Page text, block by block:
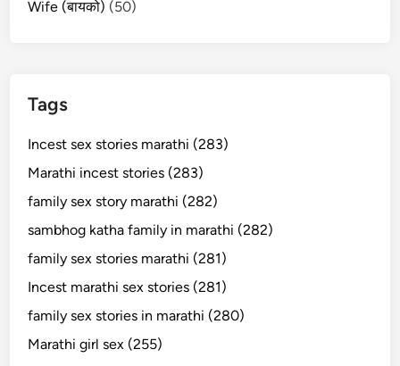
Wife (बायको) (50)
Tags
Incest sex stories marathi (283)
Marathi incest stories (283)
family sex story marathi (282)
sambhog katha family in marathi (282)
family sex stories marathi (281)
Incest marathi sex stories (281)
family sex stories in marathi (280)
Marathi girl sex (255)